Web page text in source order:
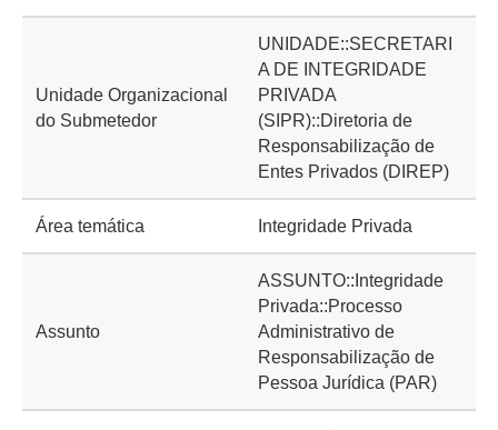
Unidade Organizacional
do Submetedor
UNIDADE::SECRETARI
A DE INTEGRIDADE
PRIVADA
(SIPR)::Diretoria de
Responsabilização de
Entes Privados (DIREP)
Área temática Integridade Privada
Assunto
ASSUNTO::Integridade
Privada::Processo
Administrativo de
Responsabilização de
Pessoa Jurídica (PAR)